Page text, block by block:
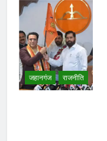
जहानगंज राजनीति